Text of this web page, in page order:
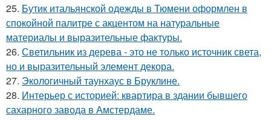
25. Бутик итальянской одежды в Тюмени оформлен в
спокойной палитре с акцентом на натуральные
материалы и выразительные фактуры.
26. Светильник из дерева - это не только источник света,
но и выразительный элемент декора.
27. Экологичный таунхаус в Бруклине.
28. Интерьер с историей: квартира в здании бывшего
сахарного завода в Амстердаме.